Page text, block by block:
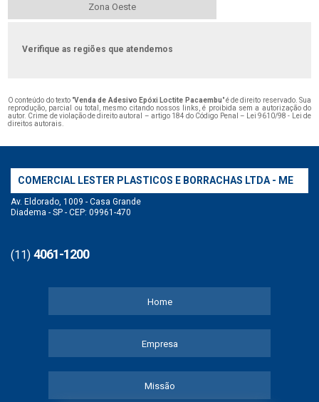
Zona Oeste
Verifique as regiões que atendemos
O conteúdo do texto "Venda de Adesivo Epóxi Loctite Pacaembu" é de direito reservado. Sua
reprodução, parcial ou total, mesmo citando nossos links, é proibida sem a autorização do
autor. Crime de violação de direito autoral – artigo 184 do Código Penal –
Lei 9610/98 - Lei de
direitos autorais
COMERCIAL LESTER PLASTICOS E BORRACHAS LTDA - ME
Av. Eldorado, 1009 - Casa Grande
Diadema - SP - CEP: 09961-470
(11) 4061-1200
Home
Empresa
Missão